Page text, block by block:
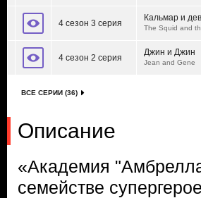
4 сезон 3 серия
Кальмар и
The Squid and
4 сезон 2 серия
Джин и Джин
Jean and Gene
ВСЕ СЕРИИ (36)
Описание
«Академия
семействе